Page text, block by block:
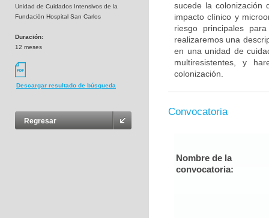
Unidad de Cuidados Intensivos de la
Fundación Hospital San Carlos
Duración:
12 meses
Descargar resultado de búsqueda
Regresar
sucede la colonización
impacto clínico y
riesgo principales
realizaremos una
en una unidad de
multiresistentes, y
colonización.
Convocatoria
Nombre de la
convocatoria: